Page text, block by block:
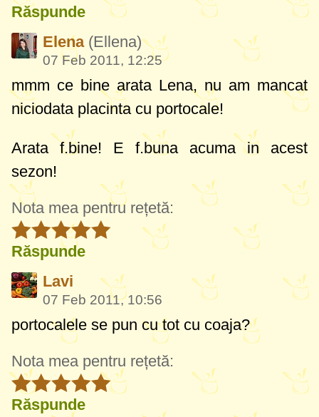
Răspunde
Elena (Ellena)
07 Feb 2011, 12:25
mmm ce bine arata Lena, nu am mancat
niciodata placinta cu portocale!
Arata f.bine! E f.buna acuma in acest
sezon!
Nota mea pentru rețetă:
Răspunde
Lavi
07 Feb 2011, 10:56
portocalele se pun cu tot cu coaja?
Nota mea pentru rețetă:
Răspunde